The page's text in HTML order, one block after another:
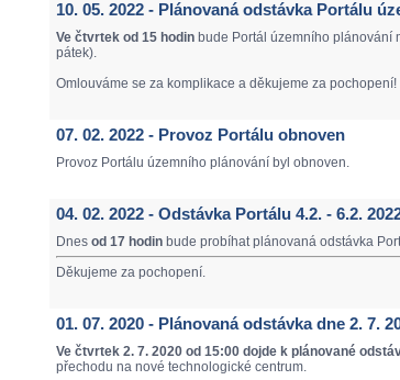
10. 05. 2022 - Plánovaná odstávka Portálu
Ve čtvrtek od 15 hodin bude Portál územního plánování
pátek).
Omlouváme se za komplikace a děkujeme za pochopení!
07. 02. 2022 - Provoz Portálu obnoven
Provoz Portálu územního plánování byl obnoven.
04. 02. 2022 - Odstávka Portálu 4.2. - 6.2.
Dnes od 17 hodin bude probíhat plánovaná odstávka
Děkujeme za pochopení.
01. 07. 2020 - Plánovaná odstávka dne 2. 7.
Ve čtvrtek 2. 7. 2020 od 15:00 dojde k plánované
přechodu na nové technologické centrum.